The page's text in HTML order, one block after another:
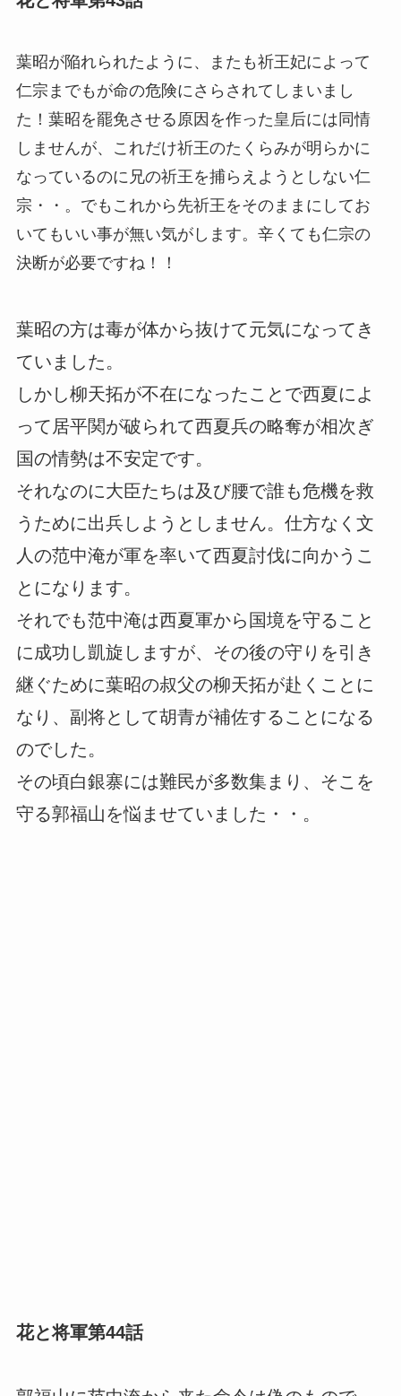
葉昭が陥れられたように、またも祈王妃によって
仁宗までもが命の危険にさらされてしまいまし
た！葉昭を罷免させる原因を作った皇后には同情
しませんが、これだけ祈王のたくらみが明らかに
なっているのに兄の祈王を捕らえようとしない仁
宗・・。でもこれから先祈王をそのままにしてお
いてもいい事が無い気がします。辛くても仁宗の
決断が必要ですね！！
葉昭の方は毒が体から抜けて元気になってき
ていました。
しかし柳天拓が不在になったことで西夏によ
って居平関が破られて西夏兵の略奪が相次ぎ
国の情勢は不安定です。
それなのに大臣たちは及び腰で誰も危機を救
うために出兵しようとしません。仕方なく文
人の范中淹が軍を率いて西夏討伐に向かうこ
とになります。
それでも范中淹は西夏軍から国境を守ること
に成功し凱旋しますが、その後の守りを引き
継ぐために葉昭の叔父の柳天拓が赴くことに
なり、副将として胡青が補佐することになる
のでした。
その頃白銀寨には難民が多数集まり、そこを
守る郭福山を悩ませていました・・。
花と将軍第44話